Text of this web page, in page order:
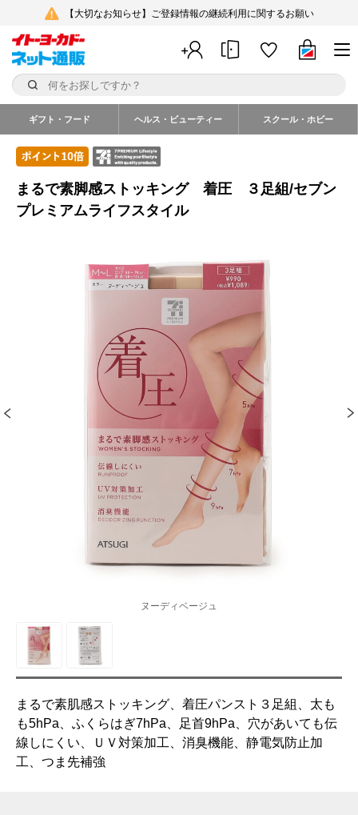
【大切なお知らせ】ご登録情報の継続利用に関するお願い
ギフト・フード ヘルス・ビューティー スクール・ホビー
まるで素脚感ストッキング 着圧 ３足組/セブン
プレミアムライフスタイル
ヌーディベージュ
まるで素肌感ストッキング、着圧パンスト３足組、太も
も5hPa、ふくらはぎ7hPa、足首9hPa、穴があいても伝
線しにくい、ＵＶ対策加工、消臭機能、静電気防止加
工、つま先補強